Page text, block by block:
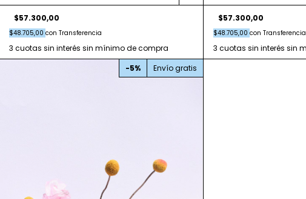
$57.300,00
$48.705,00 con Transferencia
$57.300,00
$48.705,00 con Transferencia
-5% Envío gratis